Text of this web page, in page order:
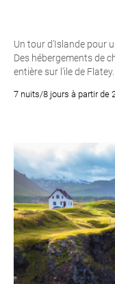
Un tour d’Islande pour
Des hébergements de
entière sur l’ile de
7 nuits/8 jours à partir de